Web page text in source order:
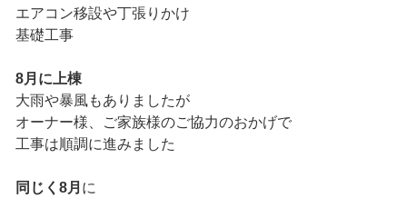
エアコン移設や丁張りかけ
基礎工事
8月に上棟
大雨や暴風もありましたが
オーナー様、ご家族様のご協力のおかげで
工事は順調に進みました
同じく8月 に